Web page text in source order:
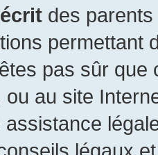
écrit des parents
permettant
pas sûr
au site